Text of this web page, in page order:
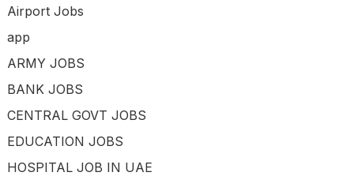
Airport Jobs
app
ARMY JOBS
BANK JOBS
CENTRAL GOVT JOBS
EDUCATION JOBS
HOSPITAL JOB IN UAE